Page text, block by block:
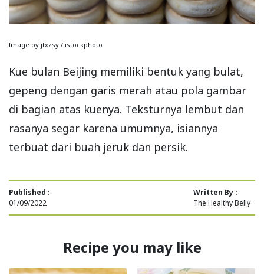
Image by jfxzsy / istockphoto
Kue bulan Beijing memiliki bentuk yang bulat,
gepeng dengan garis merah atau pola gambar
di bagian atas kuenya. Teksturnya lembut dan
rasanya segar karena umumnya, isiannya
terbuat dari buah jeruk dan persik.
Published :
01/09/2022
Written By :
The Healthy Belly
Recipe you may like